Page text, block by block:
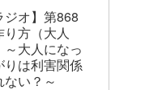
ジオ】第868
方（大人
大人になっ
りは利害関係
い？～